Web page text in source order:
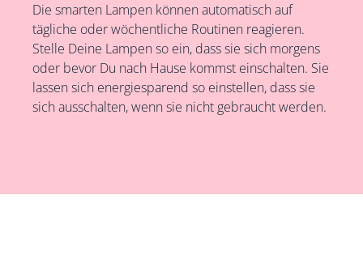
Die smarten Lampen können automatisch auf
tägliche oder wöchentliche Routinen reagieren.
Stelle Deine Lampen so ein, dass sie sich morgens
oder bevor Du nach Hause kommst einschalten. Sie
lassen sich energiesparend so einstellen, dass sie
sich ausschalten, wenn sie nicht gebraucht werden.